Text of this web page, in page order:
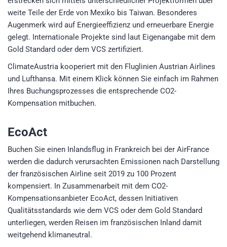
weite Teile der Erde von Mexiko bis Taiwan. Besonderes
Augenmerk wird auf Energieeffizienz und erneuerbare Energie
gelegt. Internationale Projekte sind laut Eigenangabe mit dem
Gold Standard oder dem VCS zertifiziert.
ClimateAustria kooperiert mit den Fluglinien Austrian Airlines
und Lufthansa. Mit einem Klick können Sie einfach im Rahmen
Ihres Buchungsprozesses die entsprechende CO2-
Kompensation mitbuchen.
EcoAct
Buchen Sie einen Inlandsflug in Frankreich bei der AirFrance
werden die dadurch verursachten Emissionen nach Darstellung
der französischen Airline seit 2019 zu 100 Prozent
kompensiert. In Zusammenarbeit mit dem CO2-
Kompensationsanbieter EcoAct, dessen Initiativen
Qualitätsstandards wie dem VCS oder dem Gold Standard
unterliegen, werden Reisen im französischen Inland damit
weitgehend klimaneutral.